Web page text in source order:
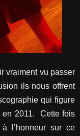
vraiment vu passer
ils nous offrent
qui figure
en 2011. Cette fois
l’honneur sur ce